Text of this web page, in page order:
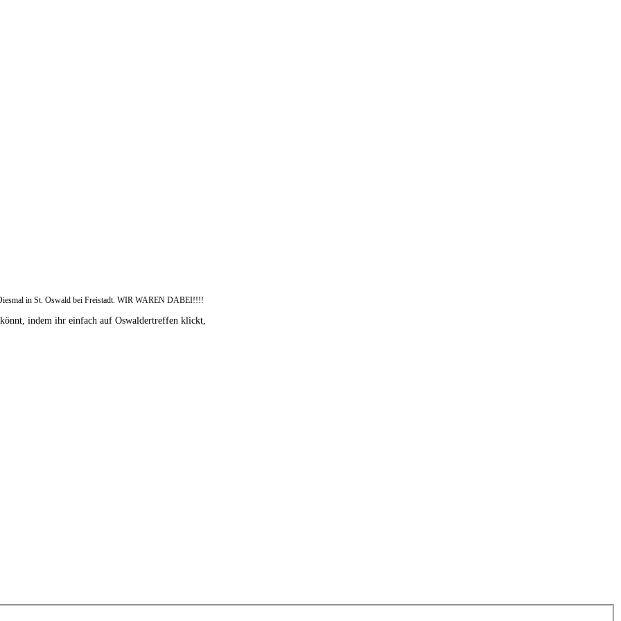
in St. Oswald bei Freistadt. WIR WAREN DABEI!!!!
indem ihr einfach auf Oswaldertreffen klickt,